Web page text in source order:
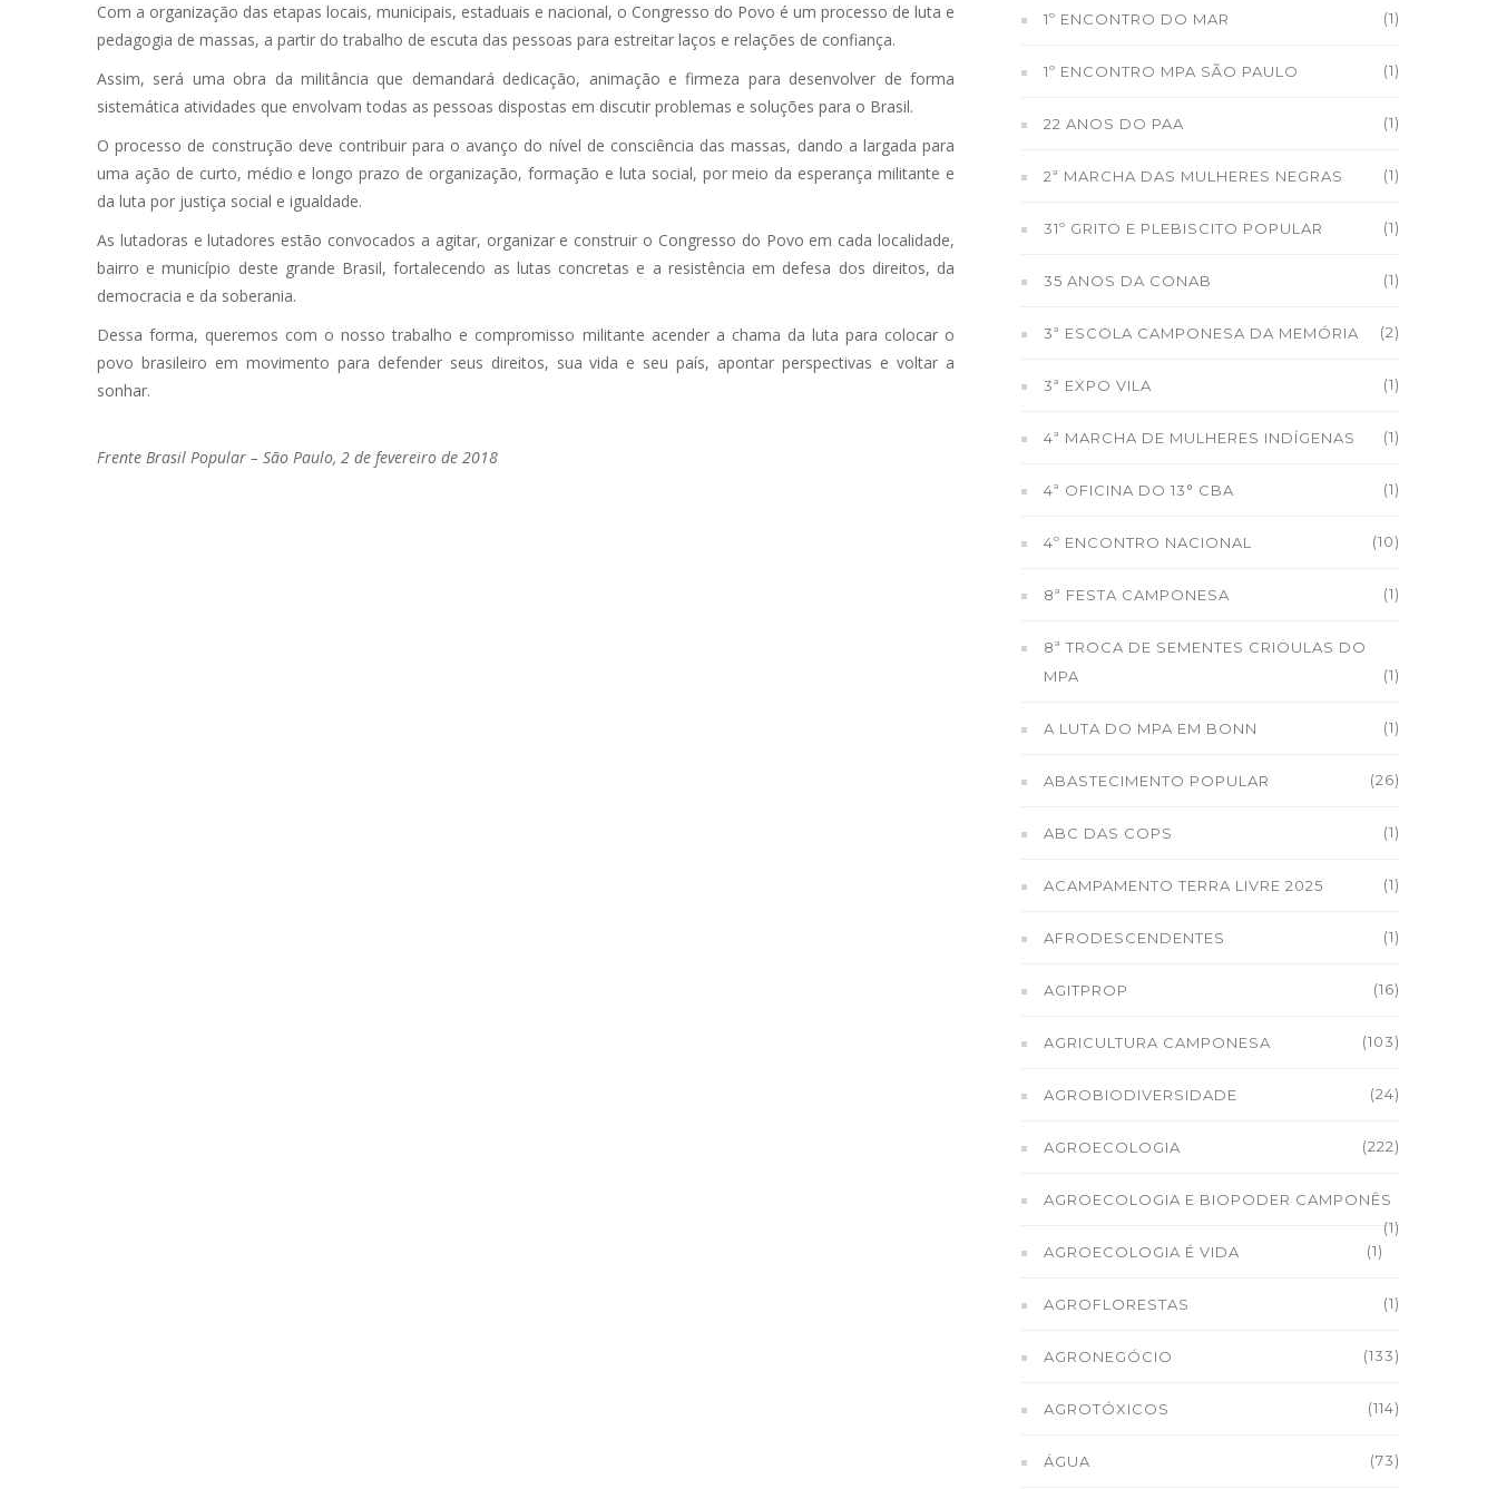
Com a organização das etapas locais, municipais, estaduais e nacional, o Congresso do Povo é um processo de luta e
pedagogia de massas, a partir do trabalho de escuta das pessoas para estreitar laços e relações de confiança.
Assim, será uma obra da militância que demandará dedicação, animação e firmeza para desenvolver de forma
sistemática atividades que envolvam todas as pessoas dispostas em discutir problemas e soluções para o Brasil.
O processo de construção deve contribuir para o avanço do nível de consciência das massas, dando a largada para
uma ação de curto, médio e longo prazo de organização, formação e luta social, por meio da esperança militante e
da luta por justiça social e igualdade.
As lutadoras e lutadores estão convocados a agitar, organizar e construir o Congresso do Povo em cada localidade,
bairro e município deste grande Brasil, fortalecendo as lutas concretas e a resistência em defesa dos direitos, da
democracia e da soberania.
Dessa forma, queremos com o nosso trabalho e compromisso militante acender a chama da luta para colocar o
povo brasileiro em movimento para defender seus direitos, sua vida e seu país, apontar perspectivas e voltar a
sonhar.
Frente Brasil Popular – São Paulo, 2 de fevereiro de 2018
1º ENCONTRO DO MAR (1)
1º ENCONTRO MPA SÃO PAULO (1)
22 ANOS DO PAA (1)
2ª MARCHA DAS MULHERES NEGRAS (1)
31º GRITO E PLEBISCITO POPULAR (1)
35 ANOS DA CONAB (1)
3ª ESCOLA CAMPONESA DA MEMÓRIA (2)
3ª EXPO VILA (1)
4ª MARCHA DE MULHERES INDÍGENAS (1)
4ª OFICINA DO 13° CBA (1)
4º ENCONTRO NACIONAL (10)
8ª FESTA CAMPONESA (1)
8ª TROCA DE SEMENTES CRIOULAS DO
MPA
(1)
A LUTA DO MPA EM BONN (1)
ABASTECIMENTO POPULAR (26)
ABC DAS COPS (1)
ACAMPAMENTO TERRA LIVRE 2025 (1)
AFRODESCENDENTES (1)
AGITPROP (16)
AGRICULTURA CAMPONESA (103)
AGROBIODIVERSIDADE (24)
AGROECOLOGIA (222)
AGROECOLOGIA E BIOPODER CAMPONÊS
(1)
AGROECOLOGIA É VIDA
(1)
AGROFLORESTAS (1)
AGRONEGÓCIO (133)
AGROTÓXICOS (114)
ÁGUA (73)